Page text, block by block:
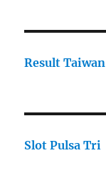
Result Taiwan
Slot Pulsa Tri